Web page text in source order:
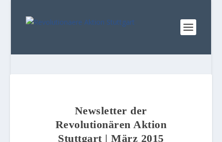
Newsletter der
Revolutionären Aktion
Stuttgart | März 2015